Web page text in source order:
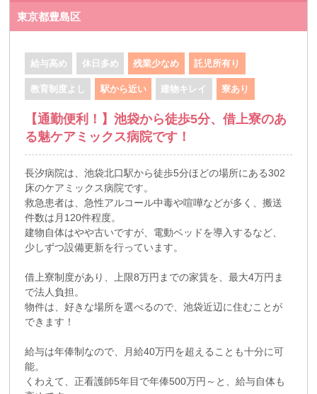
東京都豊島区
給与高め 休日多め 残業少なめ 託児所有り
教育制度よし 駅から近い 建物キレイ 寮あり
【通勤便利！】池袋から徒歩5分、借上寮のあ
る魅ケアミックス病院です！
長汐病院は、池袋北口駅から徒歩5分ほどの場所にある302
床のケアミックス病院です。
救急患者は、急性アルコール中毒や喧嘩などが多く、搬送
件数は月120件程度。
建物自体はやや古いですが、電動ベッドを導入するなど、
少しずつ設備更新を行っています。
借上寮制度があり、上限8万円までの家賃を、最大4万円ま
で法人負担。
物件は、好きな場所を選べるので、池袋近辺に住むことが
できます！
給与は年俸制なので、月給40万円を超えることも十分に可
能。
くわえて、正看護師5年目で年俸500万円～と、給与自体も